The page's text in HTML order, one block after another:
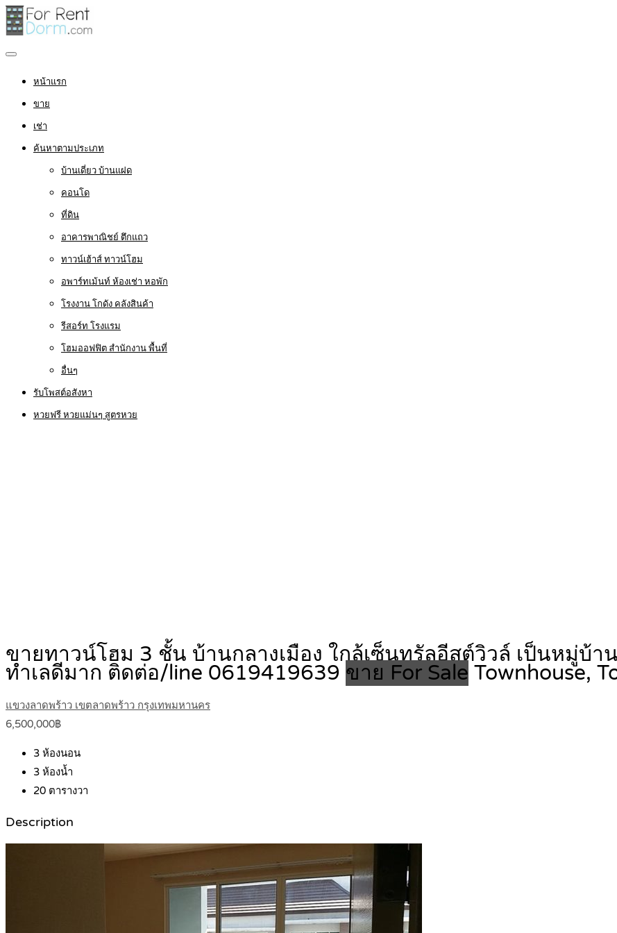
หน้าแรก
ขาย
เช่า
ค้นหาตามประเภท
บ้านเดี่ยว บ้านแฝด
คอนโด
ที่ดิน
อาคารพาณิชย์ ตึกแถว
ทาวน์เฮ้าส์ ทาวน์โฮม
อพาร์ทเม้นท์ ห้องเช่า หอพัก
โรงงาน โกดัง คลังสินค้า
รีสอร์ท โรงแรม
โฮมออฟฟิต สำนักงาน พื้นที่
อื่นๆ
รับโพสต์อสังหา
หวยฟรี หวยแม่นๆ สูตรหวย
ขายทาวน์โฮม 3 ชั้น บ้านกลางเมือง ใกล้เซ็นทรัลอีสต์วิวล์ เป็นหมู่บ้
ทำเลดีมาก ติดต่อ/line 0619419639 ขาย For Sale Townhouse,
แขวงลาดพร้าว เขตลาดพร้าว กรุงเทพมหานคร
6,500,000฿
3 ห้องนอน
3 ห้องน้ำ
20 ตารางวา
Description